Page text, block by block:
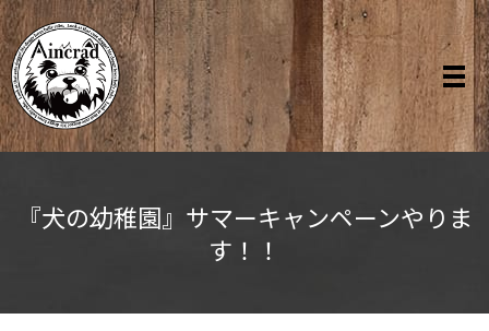
『犬の幼稚園』サマーキャンペーンやりま
す！！